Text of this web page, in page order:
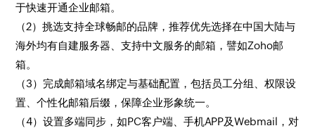
于快速开通企业邮箱。
（2）挑选支持全球畅邮的品牌，推荐优先选择在中国大陆与
海外均有自建服务器、支持中文服务的邮箱，譬如Zoho邮
箱。
（3）完成邮箱域名绑定与基础配置，包括员工分组、权限设
置、个性化邮箱后缀，保障企业形象统一。
（4）设置多端同步，如PC客户端、手机APP及Webmail，对